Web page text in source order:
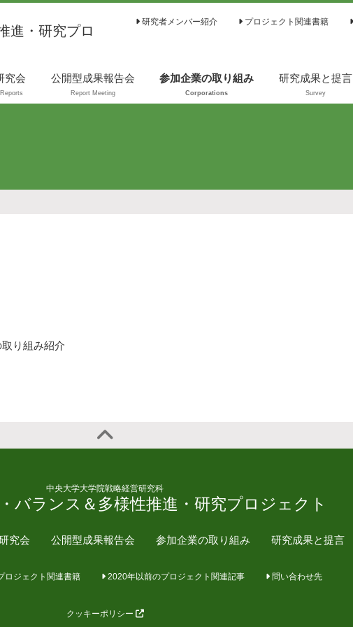
進・研究プロ
研究者メンバー紹介 プロジェクト関連書籍
究会 公開型成果報告会
Report Meeting
参加企業の取り組み
Corporations
研究成果と提言
Survey
り組み紹介
中央大学大学院戦略経営研究科
バランス＆多様性推進・研究プロジェクト
究会 公開型成果報告会 参加企業の取り組み 研究成果と提言
ロジェクト関連書籍 2020年以前のプロジェクト関連記事 問い合わせ先
クッキーポリシー